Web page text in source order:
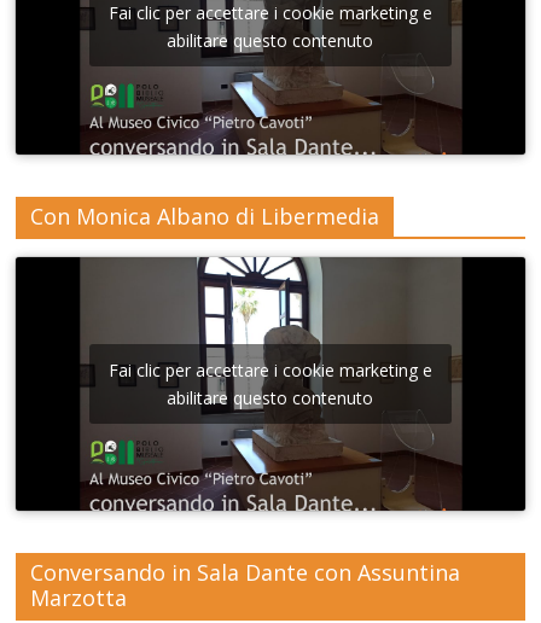
Fai clic per accettare i cookie marketing e
abilitare questo contenuto
Con Monica Albano di Libermedia
Fai clic per accettare i cookie marketing e
abilitare questo contenuto
Conversando in Sala Dante con Assuntina
Marzotta